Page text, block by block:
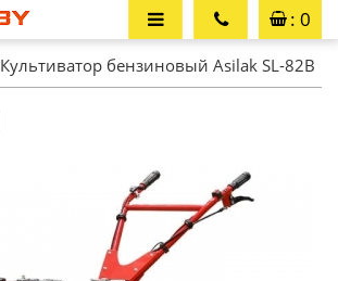
: 0
Культиватор бензиновый Asilak SL-82B